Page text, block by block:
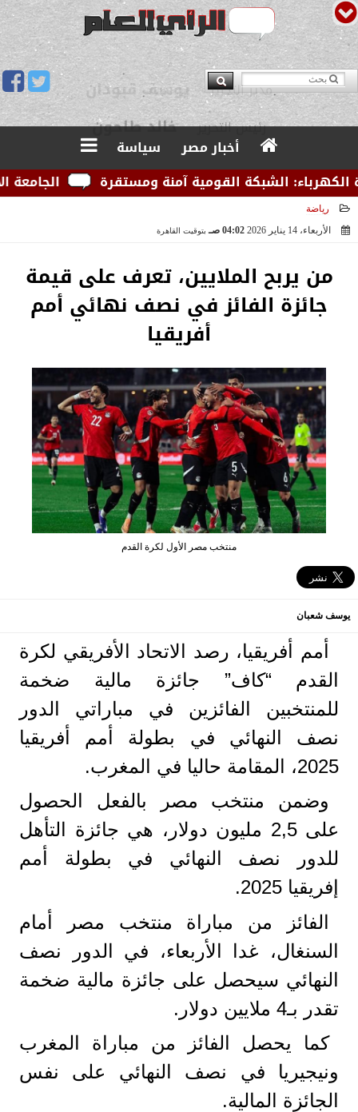
مدير التحرير يوسف قبودان
أخبار مصر
سياسة
الجامعة
الشبكة القومية آمنة ومستقرة
رياضة
الأربعاء، 14 يناير 2026
04:02 صـ بتوقيت القاهرة
من يربح الملايين، تعرف على قيمة
جائزة الفائز في نصف نهائي أمم
أفريقيا
منتخب مصر الأول لكرة القدم
يوسف شعبان
أمم أفريقيا، رصد الاتحاد الأفريقي لكرة
القدم “كاف” جائزة مالية ضخمة
للمنتخبين الفائزين في مباراتي الدور
نصف النهائي في بطولة أمم أفريقيا
2025، المقامة حاليا في المغرب.
وضمن منتخب مصر بالفعل الحصول
على 2,5 مليون دولار، هي جائزة التأهل
للدور نصف النهائي في بطولة أمم
إفريقيا 2025.
الفائز من مباراة منتخب مصر أمام
السنغال، غدا الأربعاء، في الدور نصف
النهائي سيحصل على جائزة مالية ضخمة
تقدر بـ4 ملايين دولار.
كما يحصل الفائز من مباراة المغرب
ونيجيريا في نصف النهائي على نفس
الجائزة المالية.